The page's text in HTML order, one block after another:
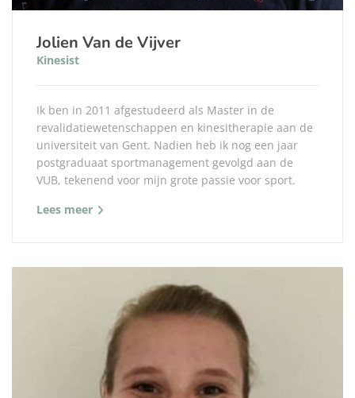
Jolien Van de Vijver
Kinesist
Ik ben in 2011 afgestudeerd als Master in de
revalidatiewetenschappen en kinesitherapie aan de
universiteit van Gent. Nadien heb ik nog een jaar
postgraduaat sportmanagement gevolgd aan de
VUB, tekenend voor mijn grote passie voor sport.
Lees meer